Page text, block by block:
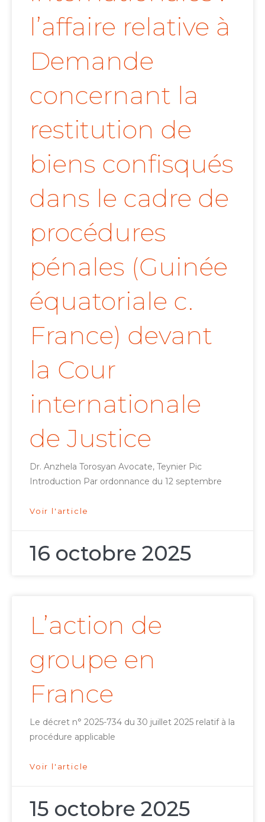
l’affaire relative à
Demande
concernant la
restitution de
biens confisqués
dans le cadre de
procédures
pénales (Guinée
équatoriale c.
France) devant
la Cour
internationale
de Justice
Dr. Anzhela Torosyan Avocate, Teynier Pic
Introduction Par ordonnance du 12 septembre
Voir l'article
16 octobre 2025
L’action de
groupe en
France
Le décret n° 2025-734 du 30 juillet 2025 relatif à la
procédure applicable
Voir l'article
15 octobre 2025